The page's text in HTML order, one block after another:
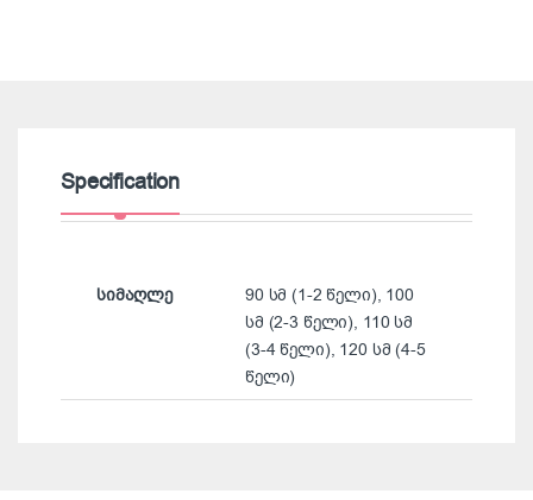
Specification
სიმაღლე
90 სმ (1-2 წელი), 100
სმ (2-3 წელი), 110 სმ
(3-4 წელი), 120 სმ (4-5
წელი)